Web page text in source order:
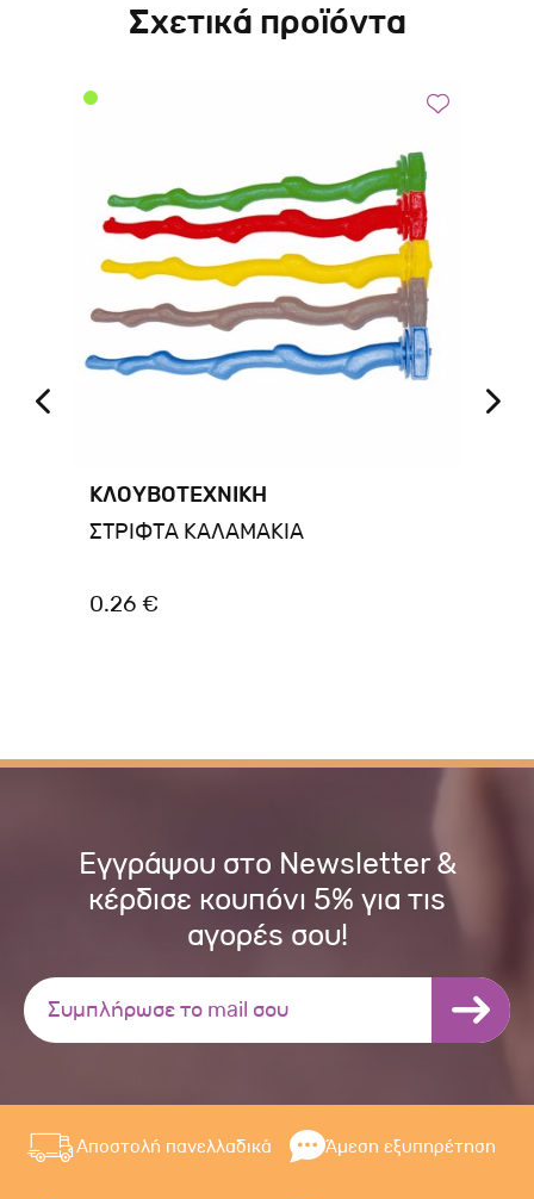
Σχετικά προϊόντα
ΚΛΟΥΒΟΤΕΧΝΙΚΗ
ΣΤΡΙΦΤΑ ΚΑΛΑΜΑΚΙΑ
0.26 €
Εγγράψου στο Newsletter &
κέρδισε κουπόνι 5% για τις
αγορές σου!
Αποστολή πανελλαδικά Άμεση εξυπηρέτηση